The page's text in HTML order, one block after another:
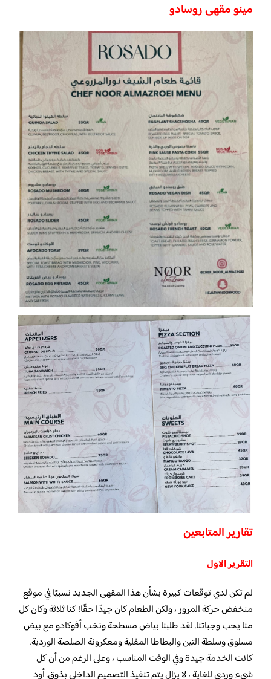
مينو مقهى روسادو
تقارير المتابعين
التقرير الاول
لم تكن لدي توقعات كبيرة بشأن هذا المقهى الجديد نسبيًا في موقع
منخفض حركة المرور ، ولكن الطعام كان جيدًا حقًا! كنا ثلاثة وكان كل
منا يحب وجباتنا. لقد طلبنا بياض مسطحة ونخب أفوكادو مع بيض
مسلوق وسلطة التين والبطاطا المقلية ومعكرونة الصلصة الوردية.
كانت الخدمة جيدة وفي الوقت المناسب ، وعلى الرغم من أن كل
شيء وردي للغاية ، لا يزال يتم تنفيذ التصميم الداخلي بذوق. أود